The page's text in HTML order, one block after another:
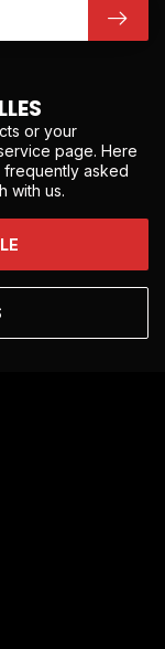
or your
page. Here
asked
with us.